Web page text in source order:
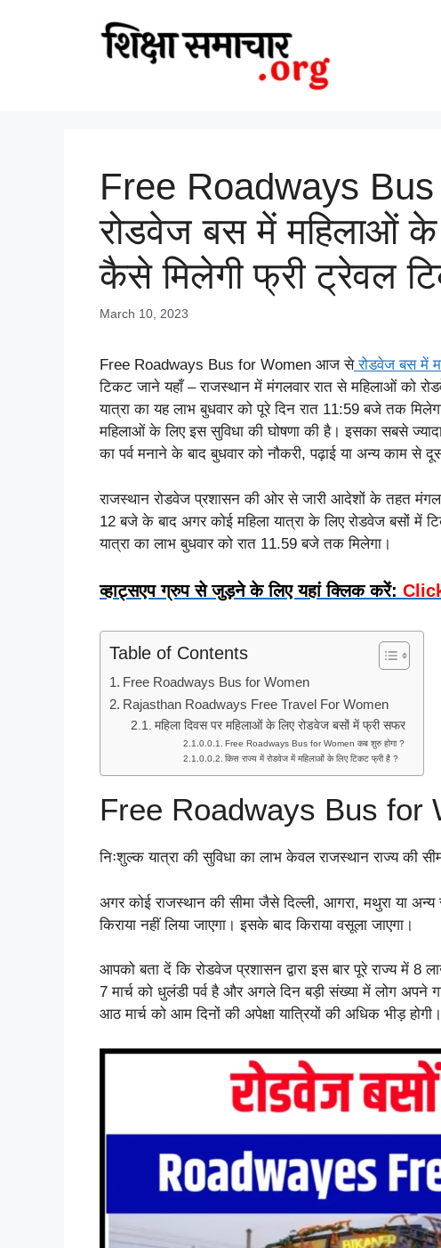
Free Roadways
रोडवेज बस में महिलाओं
कैसे मिलेगी फ्री ट्रेवल
March 10, 2023
Free Roadways Bus for Women आज सेरोडवेज बस में
टिकट जाने यहाँ – राजस्थान में मंगलवार रात से महिलाओं को
यात्रा का यह लाभ बुधवार को पूरे दिन रात 11:59 बजे तक
महिलाओं के लिए इस सुविधा की घोषणा की है। इसका सबसे
का पर्व मनाने के बाद बुधवार को नौकरी, पढ़ाई या अन्य काम से
राजस्थान रोडवेज प्रशासन की ओर से जारी आदेशों के तहत
12 बजे के बाद अगर कोई महिला यात्रा के लिए रोडवेज बसों में
यात्रा का लाभ बुधवार को रात 11.59 बजे तक मिलेगा।
व्हाट्सएप ग्रुप से जुड़ने के लिए यहां क्लिक करें:
Table of Contents
Free Roadways Bus for Women
Rajasthan Roadways Free Travel For Women
महिला दिवस पर महिलाओं के लिए रोडवेज बसों में फ्री सफर
Free Roadways Bus for Women कब शुरु होगा ?
किस राज्य में रोडवेज में महिलाओं के लिए टिकट फ्री है ?
Free Roadways Bus for
निःशुल्क यात्रा की सुविधा का लाभ केवल राजस्थान राज्य की
अगर कोई राजस्थान की सीमा जैसे दिल्ली, आगरा, मथुरा या
किराया नहीं लिया जाएगा। इसके बाद किराया वसूला जाएगा।
आपको बता दें कि रोडवेज प्रशासन द्वारा इस बार पूरे राज्य में
7 मार्च को धुलंडी पर्व है और अगले दिन बड़ी संख्या में लोग
आठ मार्च को आम दिनों की अपेक्षा यात्रियों की अधिक भीड़ होगी।